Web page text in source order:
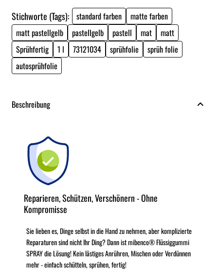
Stichworte (Tags): standard farben
matte farben
matt pastellgelb
pastellgelb pastell mat
matt
Sprühfertig
1 l 73121034 sprühfolie
sprüh folie
autosprühfolie
Beschreibung
Reparieren, Schützen, Verschönern - Ohne
Kompromisse
Sie lieben es, Dinge selbst in die Hand zu nehmen, aber komplizierte
Reparaturen sind nicht Ihr Ding? Dann ist mibenco® Flüssiggummi
SPRAY die Lösung! Kein lästiges Anrühren, Mischen oder Verdünnen
mehr - einfach schütteln, sprühen, fertig!